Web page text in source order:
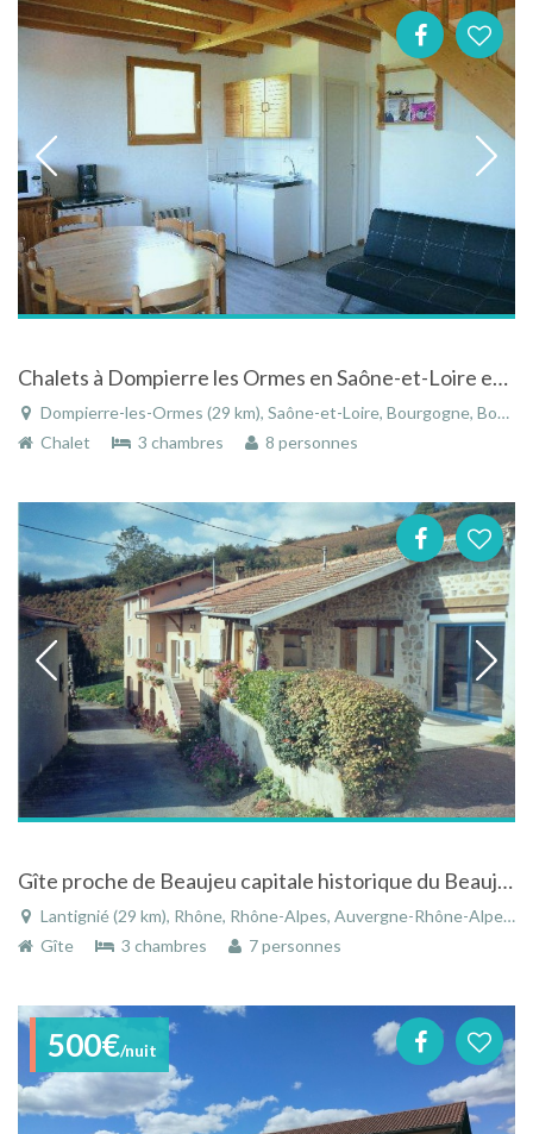
Chalets à Dompierre les Ormes en Saône-et-Loire en Bourgogne en pleine nature
Dompierre-les-Ormes (29 km), Saône-et-Loire, Bourgogne, Bourgogne-Franche-Comté, France
Chalet
3 chambres 8 personnes
Gîte proche de Beaujeu capitale historique du Beaujolais
Lantignié (29 km), Rhône, Rhône-Alpes, Auvergne-Rhône-Alpes, France
Gîte
3 chambres 7 personnes
500€/nuit